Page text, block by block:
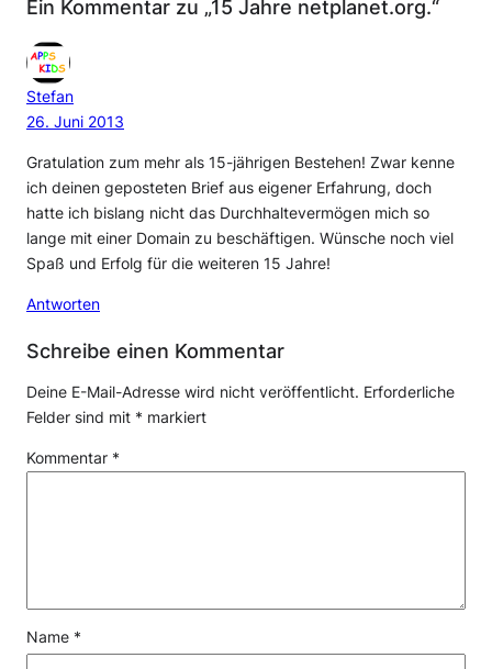
Ein Kommentar zu „15 Jahre netplanet.org.“
Stefan
26. Juni 2013
Gratulation zum mehr als 15-jährigen Bestehen! Zwar kenne
ich deinen geposteten Brief aus eigener Erfahrung, doch
hatte ich bislang nicht das Durchhaltevermögen mich so
lange mit einer Domain zu beschäftigen. Wünsche noch viel
Spaß und Erfolg für die weiteren 15 Jahre!
Antworten
Schreibe einen Kommentar
Deine E-Mail-Adresse wird nicht veröffentlicht. Erforderliche
Felder sind mit * markiert
Kommentar *
Name *